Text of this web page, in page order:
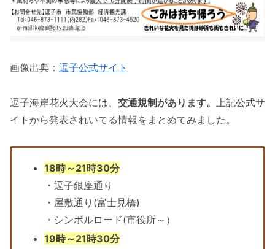
画像出典： 逗子公式サイト
逗子海岸花火大会には、 交通規制があります。
上記公式サ
イトから発表されいてる情報をまとめてみました。
18時～21時30分
・逗子銀座通り
・屋敷通り(富士見橋)
・シンボルロード(市役所～）
19時～21時30分